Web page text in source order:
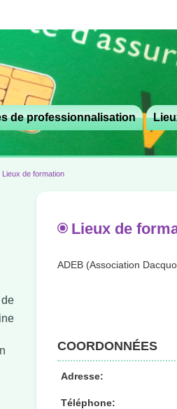
de professionnalisation
Lieux de formation
Lieux de
ADEB (Association
COORDONNÉES
Adresse:
Téléphone: